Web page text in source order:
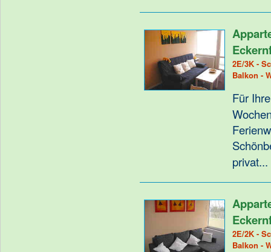
2E/3K -
Balkon -
Für
2E/2K -
Balkon -